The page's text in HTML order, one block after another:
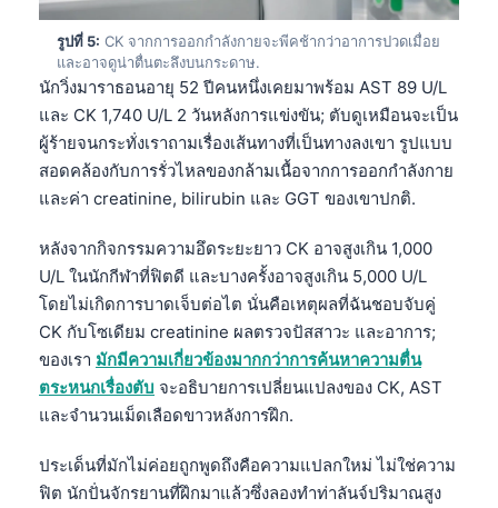
รูปที่ 5: CK จากการออกกำลังกายจะพีคช้ากว่าอาการปวดเมื่อย
และอาจดูน่าตื่นตะลึงบนกระดาษ.
นักวิ่งมาราธอนอายุ 52 ปีคนหนึ่งเคยมาพร้อม AST 89 U/L
และ CK 1,740 U/L 2 วันหลังการแข่งขัน; ตับดูเหมือนจะเป็น
ผู้ร้ายจนกระทั่งเราถามเรื่องเส้นทางที่เป็นทางลงเขา รูปแบบ
สอดคล้องกับการรั่วไหลของกล้ามเนื้อจากการออกกำลังกาย
และค่า creatinine, bilirubin และ GGT ของเขาปกติ.
หลังจากกิจกรรมความอึดระยะยาว CK อาจสูงเกิน 1,000
U/L ในนักกีฬาที่ฟิตดี และบางครั้งอาจสูงเกิน 5,000 U/L
โดยไม่เกิดการบาดเจ็บต่อไต นั่นคือเหตุผลที่ฉันชอบจับคู่
CK กับโซเดียม creatinine ผลตรวจปัสสาวะ และอาการ;
ของเรา มักมีความเกี่ยวข้องมากกว่าการค้นหาความตื่น
ตระหนกเรื่องตับ จะอธิบายการเปลี่ยนแปลงของ CK, AST
และจำนวนเม็ดเลือดขาวหลังการฝึก.
ประเด็นที่มักไม่ค่อยถูกพูดถึงคือความแปลกใหม่ ไม่ใช่ความ
ฟิต นักปั่นจักรยานที่ฝึกมาแล้วซึ่งลองทำท่าลันจ์ปริมาณสูง